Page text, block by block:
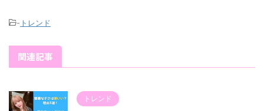
- トレンド
関連記事
トレンド